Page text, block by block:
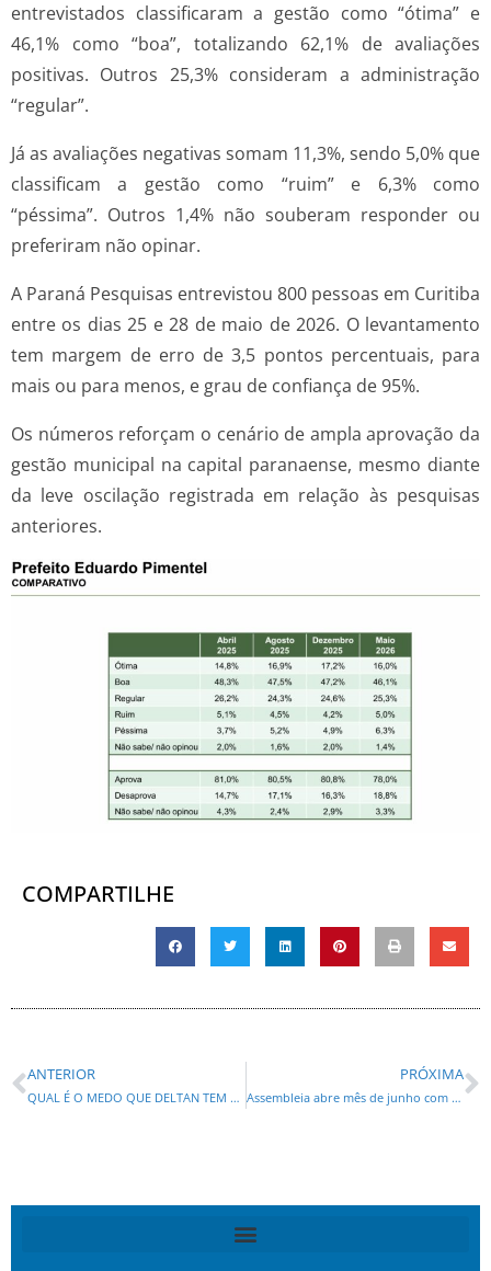
entrevistados classificaram a gestão como “ótima” e
46,1% como “boa”, totalizando 62,1% de avaliações
positivas. Outros 25,3% consideram a administração
“regular”.
Já as avaliações negativas somam 11,3%, sendo 5,0% que
classificam a gestão como “ruim” e 6,3% como
“péssima”. Outros 1,4% não souberam responder ou
preferiram não opinar.
A Paraná Pesquisas entrevistou 800 pessoas em Curitiba
entre os dias 25 e 28 de maio de 2026. O levantamento
tem margem de erro de 3,5 pontos percentuais, para
mais ou para menos, e grau de confiança de 95%.
Os números reforçam o cenário de ampla aprovação da
gestão municipal na capital paranaense, mesmo diante
da leve oscilação registrada em relação às pesquisas
anteriores.
COMPARTILHE
ANTERIOR
QUAL É O MEDO QUE DELTAN TEM DE PEDIR A DECLARAÇÃO DE ELEGIBILIDADE? PORQUE NÃO FAZ COMO JOCELITO!
PRÓXIMA
Assembleia abre mês de junho com votações de projetos do Executivo, TJ e reconhecimento cultural